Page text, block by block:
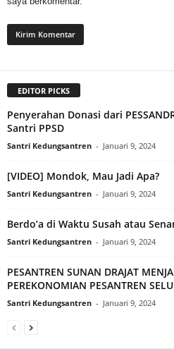
EDITOR PICKS
Penyerahan Donasi dari
Santri PPSD
Santri Kedungsantren - Januari 9, 2024
[VIDEO] Mondok, Mau Jadi Apa?
Santri Kedungsantren - Januari 9, 2024
Berdo’a di Waktu Susah atau
Santri Kedungsantren - Januari 9, 2024
PESANTREN SUNAN DRAJAT
PEREKONOMIAN PESANTREN
Santri Kedungsantren - Januari 9, 2024